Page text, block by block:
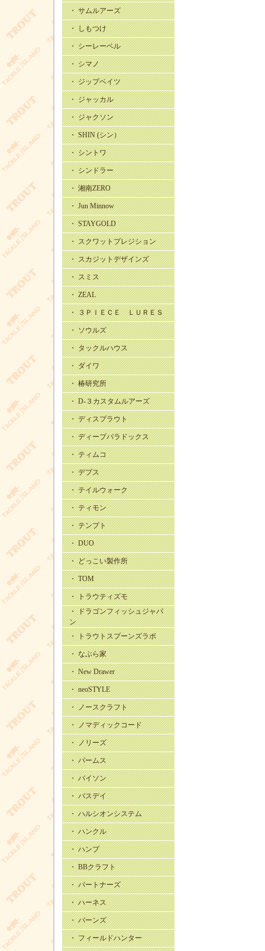
・ サムルアーズ
・ しもつけ
・ シーレーベル
・ シマノ
・ ジップベイツ
・ ジャッカル
・ ジャクソン
・ SHIN (シン）
・ シントワ
・ シンドラー
・ 湘南ZERO
・ Jun Minnow
・ STAYGOLD
・ スクワットプレジション
・ スカジットデザインズ
・ スミス
・ ZEAL
・ ３ＰＩＥＣＥ ＬＵＲＥＳ
・ ソウルズ
・ タックルハウス
・ ダイワ
・ 椿研究所
・ D-３カスタムルアーズ
・ ディスプラウト
・ ディープパラドックス
・ ティムコ
・ デプス
・ テイルウォーク
・ ティモン
・ テンプト
・ DUO
・ どっこい製作所
・ TOM
・ トラウティズモ
・ ドラゴンフィッシュジャパ
ン
・ トラウトスプーンズラボ
・ なぶら家
・ New Drawer
・ neoSTYLE
・ ノースクラフト
・ ノマディックコード
・ ノリーズ
・ パームス
・ バイソン
・ バスデイ
・ ハルシオンシステム
・ ハンクル
・ ハンプ
・ BBクラフト
・ パートナーズ
・ ハーネス
・ バーンズ
・ フィールドハンター